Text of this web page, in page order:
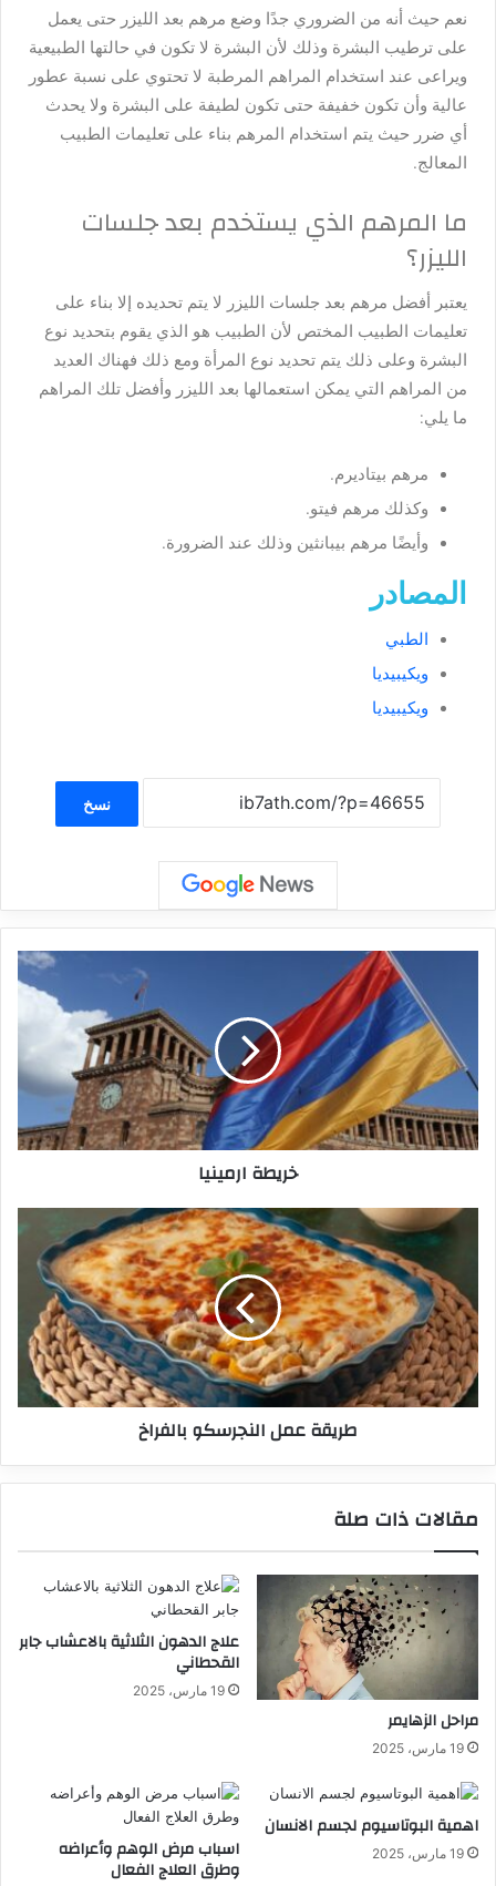
نعم حيث أنه من الضروري جدًا وضع مرهم بعد الليزر حتى يعمل
على ترطيب البشرة وذلك لأن البشرة لا تكون في حالتها الطبيعية
ويراعى عند استخدام المراهم المرطبة لا تحتوي على نسبة عطور
عالية وأن تكون خفيفة حتى تكون لطيفة على البشرة ولا يحدث
أي ضرر حيث يتم استخدام المرهم بناء على تعليمات الطبيب
المعالج.
ما المرهم الذي يستخدم بعد جلسات
الليزر؟
يعتبر أفضل مرهم بعد جلسات الليزر لا يتم تحديده إلا بناء على
تعليمات الطبيب المختص لأن الطبيب هو الذي يقوم بتحديد نوع
البشرة وعلى ذلك يتم تحديد نوع المرأة ومع ذلك فهناك العديد
من المراهم التي يمكن استعمالها بعد الليزر وأفضل تلك المراهم
ما يلي:
مرهم بيتاديرم.
وكذلك مرهم فيتو.
وأيضًا مرهم بيبانثين وذلك عند الضرورة.
المصادر
الطبي
ويكيبيديا
ويكيبيديا
نسخ
خريطة ارمينيا
طريقة عمل النجرسكو بالفراخ
مقالات ذات صلة
مراحل الزهايمر
19 مارس، 2025
علاج الدهون الثلاثية بالاعشاب جابر
القحطاني
19 مارس، 2025
اهمية البوتاسيوم لجسم الانسان
19 مارس، 2025 اسباب مرض الوهم وأعراضه
وطرق العلاج الفعال